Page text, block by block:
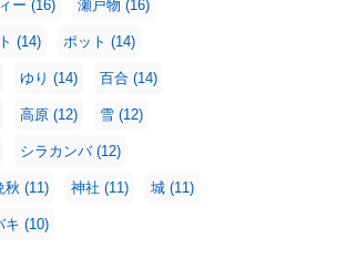
ー (16) 瀬戸物 (16)
(14) ポット (14)
ゆり (14) 百合 (14)
高原 (12) 雪 (12)
シラカンバ (12)
秋 (11) 神社 (11) 城 (11)
キ (10)